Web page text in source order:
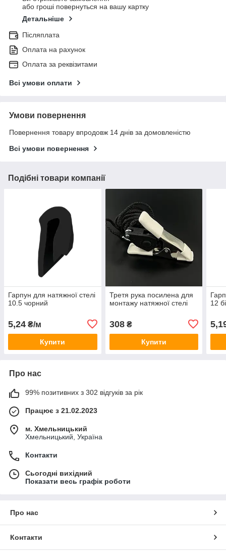
або гроші повернуться на вашу картку
Детальніше
Післяплата
Оплата на рахунок
Оплата за реквізитами
Всі умови оплати
Умови повернення
Повернення товару впродовж 14 днів за домовленістю
Всі умови повернення
Подібні товари компанії
Гарпун для натяжної стелі
10.5 чорний
5,24 ₴/м
Купити
Третя рука посилена для
монтажу натяжної стелі
308₴
Купити
12
Про нас
99% позитивних з 302 відгуків за рік
Працює з 21.02.2023
м. Хмельницький
Хмельницький, Україна
Контакти
Сьогодні вихідний
Показати весь графік роботи
Про нас
Контакти